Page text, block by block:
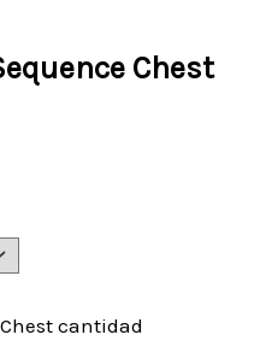
Chest
cantidad